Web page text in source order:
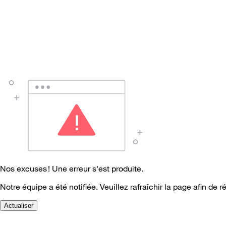
Nos excuses ! Une erreur s'est produite.
Notre équipe a été notifiée. Veuillez rafraîchir la page afin de
Actualiser